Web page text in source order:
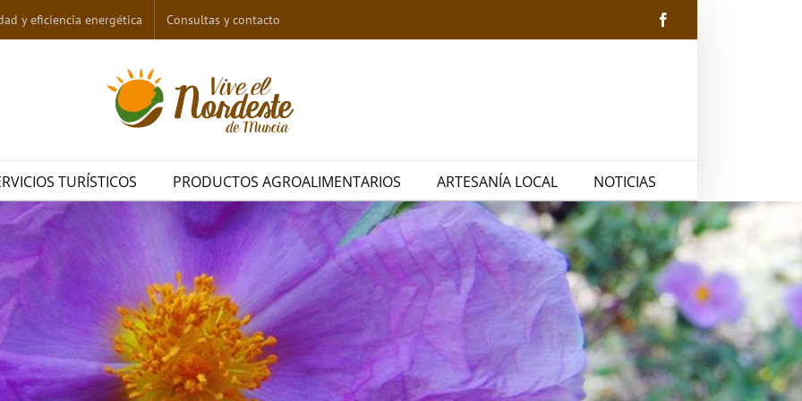
y eficiencia energética Consultas y contacto
TURÍSTICOS PRODUCTOS AGROALIMENTARIOS ARTESANÍA LOCAL NOTICIAS